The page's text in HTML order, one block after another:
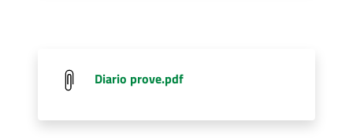
Diario prove.pdf